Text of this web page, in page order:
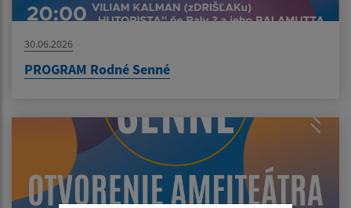
30.06.2026
PROGRAM Rodné Senné